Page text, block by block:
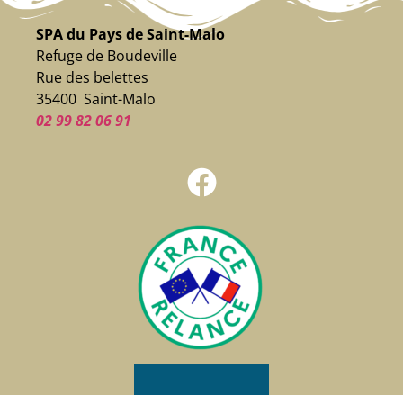
SPA du Pays de Saint-Malo
Refuge de Boudeville
Rue des belettes
35400 Saint-Malo
02 99 82 06 91